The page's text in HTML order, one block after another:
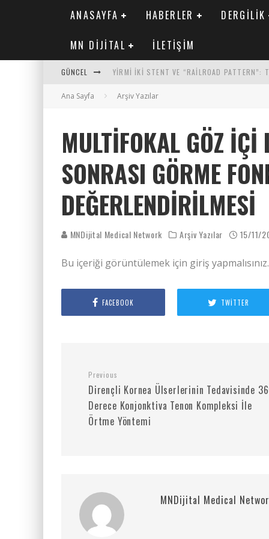
ANASAYFA HABERLER DERGILIK
MN DIJITAL İLETIŞIM
GÜNCEL YIRMI İKI STENT VE “RAILROAD PATTERN”:
SAFEN VEN GREFT HASTALIĞI ILE İLIŞKILI
MN KARDIYOLOJI YIL 33 SAYI 2 2026
Ana Sayfa Arşiv Yazılar
MULTIFOKAL GÖZ İÇI
SONRASI GÖRME
DEĞERLENDIRILMESI
MNDijital Medical Network Arşiv Yazılar 15/11/
Bu içeriği görüntülemek için giriş
FACEBOOK TWITTER
Previous
Dirençli Kornea Ülserlerinin Tedavisinde
Derece Konjonktiva Tenon Kompleksi İle
Örtme Yöntemi
MNDijital Medical